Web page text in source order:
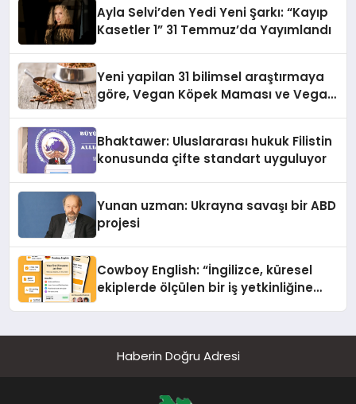
Ayla Selvi’den Yedi Yeni Şarkı: “Kayıp
Kasetler 1” 31 Temmuz’da Yayımlandı
Yeni yapilan 31 bilimsel araştırmaya
göre, Vegan Köpek Maması ve Vegan
Bhaktawer: Uluslararası hukuk Filistin
konusunda çifte standart uyguluyor
Yunan uzman: Ukrayna savaşı bir ABD
projesi
Cowboy English: “İngilizce, küresel
ekiplerde ölçülen bir iş yetkinliğine
Haberin Doğru Adresi